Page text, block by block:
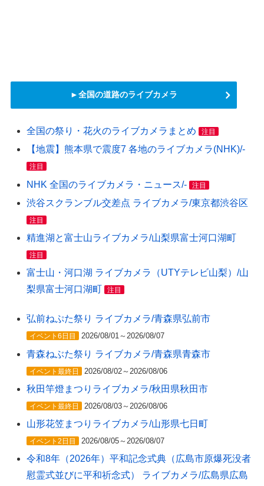
►全国の道路のライブカメラ
全国の祭り・花火のライブカメラまとめ 注目
【地震】熊本県で震度7 各地のライブカメラ(NHK)/-
注目
NHK 全国のライブカメラ・ニュース/- 注目
渋谷スクランブル交差点 ライブカメラ/東京都渋谷区
注目
精進湖と富士山ライブカメラ/山梨県富士河口湖町
注目
富士山・河口湖 ライブカメラ（UTYテレビ山梨）/山
梨県富士河口湖町
注目
弘前ねぷた祭り ライブカメラ/青森県弘前市
イベント6日目 2026/08/01～2026/08/07
青森ねぶた祭り ライブカメラ/青森県青森市
イベント最終日 2026/08/02～2026/08/06
秋田竿燈まつりライブカメラ/秋田県秋田市
イベント最終日 2026/08/03～2026/08/06
山形花笠まつりライブカメラ/山形県七日町
イベント2日目 2026/08/05～2026/08/07
令和8年（2026年）平和記念式典（広島市原爆死没者
慰霊式並びに平和祈念式） ライブカメラ/広島県広島